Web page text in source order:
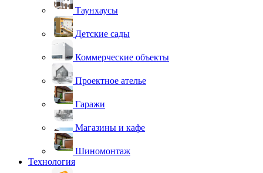
Таунхаусы
Детские сады
Коммерческие объекты
Проектное ателье
Гаражи
Магазины и кафе
Шиномонтаж
Технология